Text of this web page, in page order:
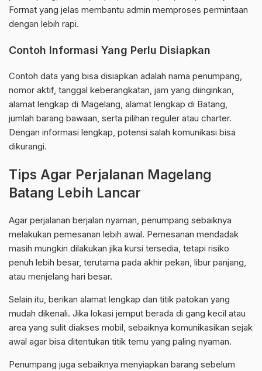
Format yang jelas membantu admin memproses permintaan
dengan lebih rapi.
Contoh Informasi Yang Perlu Disiapkan
Contoh data yang bisa disiapkan adalah nama penumpang,
nomor aktif, tanggal keberangkatan, jam yang diinginkan,
alamat lengkap di Magelang, alamat lengkap di Batang,
jumlah barang bawaan, serta pilihan reguler atau charter.
Dengan informasi lengkap, potensi salah komunikasi bisa
dikurangi.
Tips Agar Perjalanan Magelang
Batang Lebih Lancar
Agar perjalanan berjalan nyaman, penumpang sebaiknya
melakukan pemesanan lebih awal. Pemesanan mendadak
masih mungkin dilakukan jika kursi tersedia, tetapi risiko
penuh lebih besar, terutama pada akhir pekan, libur panjang,
atau menjelang hari besar.
Selain itu, berikan alamat lengkap dan titik patokan yang
mudah dikenali. Jika lokasi jemput berada di gang kecil atau
area yang sulit diakses mobil, sebaiknya komunikasikan sejak
awal agar bisa ditentukan titik temu yang paling nyaman.
Penumpang juga sebaiknya menyiapkan barang sebelum